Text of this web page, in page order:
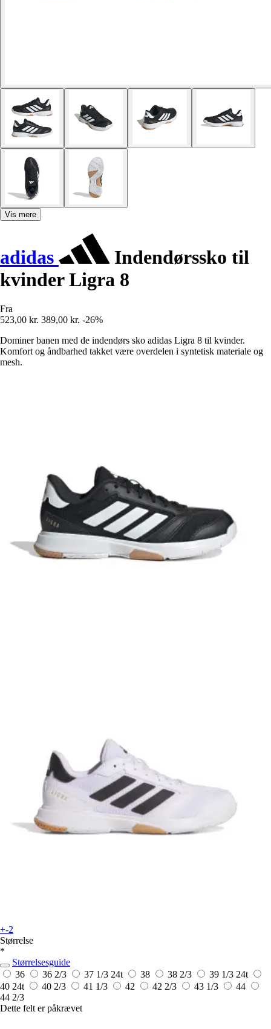
Vis mere
adidas
Indendørssko til
kvinder Ligra 8
Fra
523,00 kr. 389,00 kr. -26%
Dominer banen med de indendørs sko adidas Ligra 8 til kvinder.
Komfort og åndbarhed takket være overdelen i syntetisk materiale og
mesh.
+-2
Størrelse
*
Størrelsesguide
36
36 2/3 37 1/3 24t 38 38 2/3 39 1/3 24t
40 24t 40 2/3 41 1/3 42 42 2/3 43 1/3
44
44 2/3
Dette felt er påkrævet